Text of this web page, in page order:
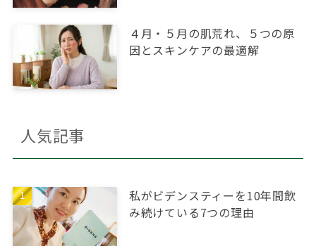
４月・５月の肌荒れ、５つの原
因とスキンケアの最適解
人気記事
私がビデンスティーを10年間飲
み続けている7つの理由